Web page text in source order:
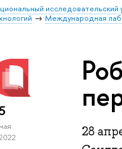
Международная
мая
28